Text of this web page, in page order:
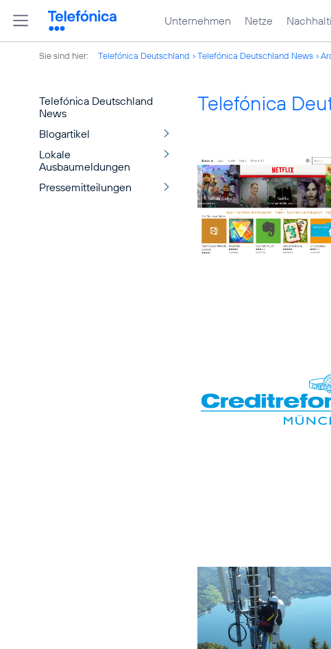
Unternehmen Netze
Sie sind hier: Telefónica Deutschland Telefónica Deutschland News
Telefónica Deutschland
News
Blogartikel
Lokale
Ausbaumeldungen
Pressemitteilungen
Telefónica